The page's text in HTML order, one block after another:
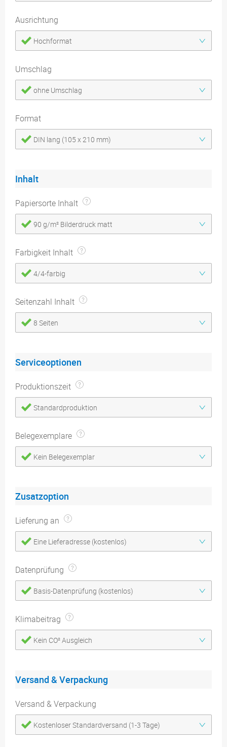
Ausrichtung
Hochformat
Umschlag
ohne Umschlag
Format
DIN lang (105 x 210 mm)
Inhalt
Papiersorte Inhalt
90 g/m² Bilderdruck matt
Farbigkeit Inhalt
4/4-farbig
Seitenzahl Inhalt
8 Seiten
Serviceoptionen
Produktionszeit
Standardproduktion
Belegexemplare
Kein Belegexemplar
Zusatzoption
Lieferung an
Eine Lieferadresse (kostenlos)
Datenprüfung
Basis-Datenprüfung (kostenlos)
Klimabeitrag
Kein CO² Ausgleich
Versand & Verpackung
Versand & Verpackung
Kostenloser Standardversand (1-3 Tage)